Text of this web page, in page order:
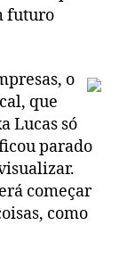
futuro
o
que
Lucas só
parado
começar
como